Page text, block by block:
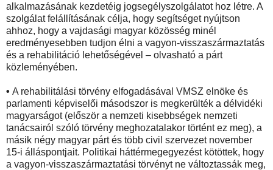
alkalmazásának kezdetéig jogsegélyszolgálatot hoz létre. A
szolgálat felállításának célja, hogy segítséget nyújtson
ahhoz, hogy a vajdasági magyar közösség minél
eredményesebben tudjon élni a vagyon-visszaszármaztatás
és a rehabilitáció lehetőségével – olvasható a párt
közleményében.
• A rehabilitálási törvény elfogadásával VMSZ elnöke és
parlamenti képviselői másodszor is megkerülték a délvidéki
magyarságot (először a nemzeti kisebbségek nemzeti
tanácsairól szóló törvény meghozatalakor történt ez meg), a
másik négy magyar párt és több civil szervezet november
15-i álláspontjait. Politikai háttérmegegyezést kötöttek, hogy
a vagyon-visszaszármaztatási törvényt ne változtassák meg,